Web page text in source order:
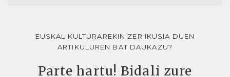
EUSKAL KULTURAREKIN ZER IKUSIA DUEN
ARTIKULUREN BAT DAUKAZU?
Parte hartu! Bidali zure